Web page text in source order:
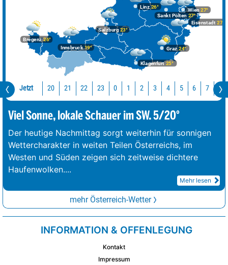
Bregenz26°
Graz24°
Innsbruck19°
Klagenfurt 25°
Linz26°
Salzburg23°
Wien 27°
Eisenstadt 27°
Sankt Pölten 27°
Jetzt 20 21 22 23 0 1 2 3 4 5 6 7 8
Viel Sonne, lokale Schauer im SW. 5/20°
Der heutige Nachmittag sorgt weiterhin für sonnigen
Wettercharakter in weiten Teilen Österreichs, im
Westen und Süden zeigen sich zeitweise dichtere
Haufenwolken....
Mehr lesen
mehr Österreich-Wetter
INFORMATION & OFFENLEGUNG
Kontakt
Impressum